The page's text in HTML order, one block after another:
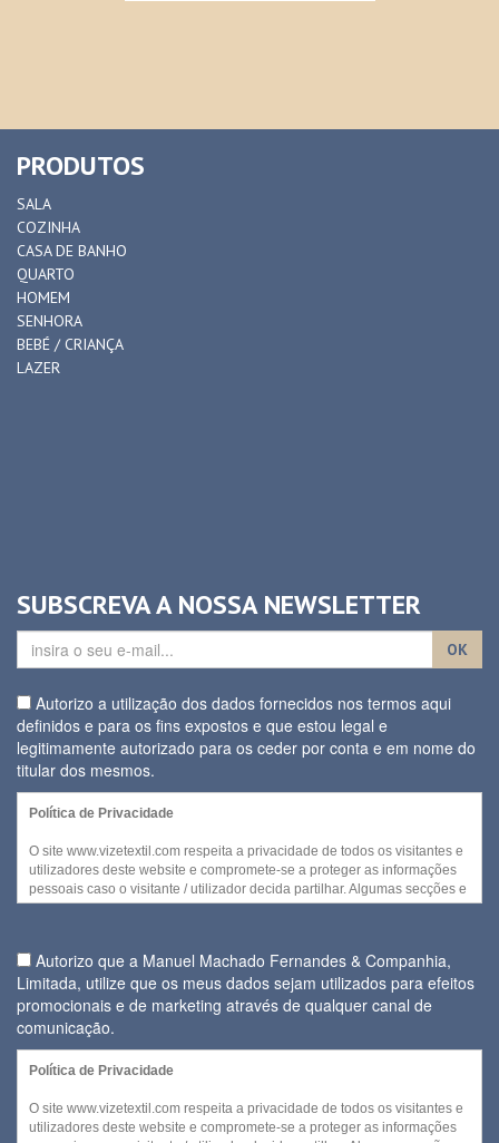
PRODUTOS
SALA
COZINHA
CASA DE BANHO
QUARTO
HOMEM
SENHORA
BEBÉ / CRIANÇA
LAZER
SUBSCREVA A NOSSA NEWSLETTER
OK
Autorizo a utilização dos dados fornecidos nos termos aqui
definidos e para os fins expostos e que estou legal e
legitimamente autorizado para os ceder por conta e em nome do
titular dos mesmos.
Política de Privacidade
O site www.vizetextil.com respeita a privacidade de todos os visitantes e
utilizadores deste website e compromete-se a proteger as informações
pessoais caso o visitante / utilizador decida partilhar. Algumas secções e
/ ou funcionalidades deste website podem ser acedidas sem recurso a
No entanto, quando for necessária a recolha de informação pessoal
para disponibilizar serviços ou quando cada visitante decidir fornecer
alguns dos seus dados pessoais, a utilização daquela informação e
daqueles dados será efetuada no cumprimento
Regulamento Geral da sobre a Protecção de Dados (Regulamento (UE)
2016/679 do Parlamento Europeu e do Conselho de 27 de abril de
dados pessoais fornecidos.
Autorizo que a Manuel Machado Fernandes & Companhia,
Limitada, utilize que os meus dados sejam utilizados para efeitos
promocionais e de marketing através de qualquer canal de
comunicação.
Política de Privacidade
O site www.vizetextil.com respeita a privacidade de todos os visitantes e
utilizadores deste website e compromete-se a proteger as informações